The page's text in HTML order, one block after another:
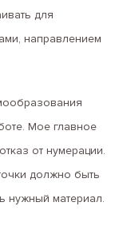
для
направлением
Мое главное
от нумерации.
должно быть
нужный материал.